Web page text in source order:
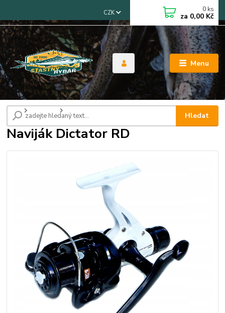
Menu
CZK
Hledat
0 ks
za 0,00 Kč
Úvod Navijáky Naviják Dictator RD
Naviják Dictator RD